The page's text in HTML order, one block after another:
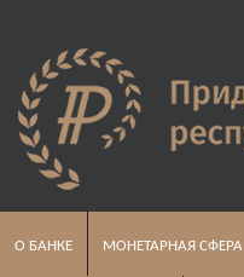
О БАНКЕ МОНЕТАРНАЯ СФЕРА